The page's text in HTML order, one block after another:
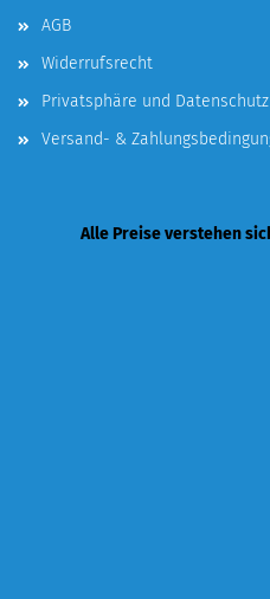
AGB
Widerrufsrecht
Privatsphäre und Datenschutz
Versand- &
Alle Preise verstehen